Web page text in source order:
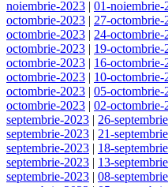
noiembrie-2023 | 01-noiembrie-
octombrie-2023 | 27-octombrie-
octombrie-2023 | 24-octombrie-
octombrie-2023 | 19-octombrie-
octombrie-2023 | 16-octombrie-
octombrie-2023 | 10-octombrie-
octombrie-2023 | 05-octombrie-
octombrie-2023 | 02-octombrie-
septembrie-2023 | 26-
septembrie-2023 | 21-
septembrie-2023 | 18-
septembrie-2023 | 13-
septembrie-2023 | 08-